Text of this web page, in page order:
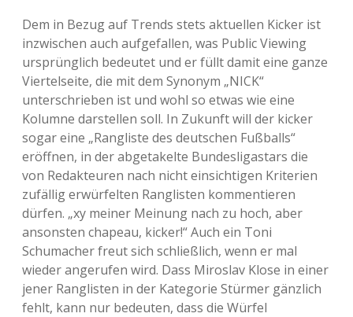
Dem in Bezug auf Trends stets aktuellen Kicker ist
inzwischen auch aufgefallen, was Public Viewing
ursprünglich bedeutet und er füllt damit eine ganze
Viertelseite, die mit dem Synonym „NICK“
unterschrieben ist und wohl so etwas wie eine
Kolumne darstellen soll. In Zukunft will der kicker
sogar eine „Rangliste des deutschen Fußballs“
eröffnen, in der abgetakelte Bundesligastars die
von Redakteuren nach nicht einsichtigen Kriterien
zufällig erwürfelten Ranglisten kommentieren
dürfen. „xy meiner Meinung nach zu hoch, aber
ansonsten chapeau, kicker!“ Auch ein Toni
Schumacher freut sich schließlich, wenn er mal
wieder angerufen wird. Dass Miroslav Klose in einer
jener Ranglisten in der Kategorie Stürmer gänzlich
fehlt, kann nur bedeuten, dass die Würfel